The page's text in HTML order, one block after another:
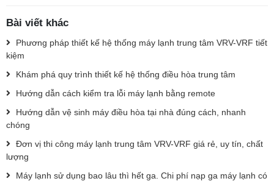
Bài viết khác
Phương pháp thiết kế hệ thống máy lạnh trung tâm VRV-VRF tiết
kiệm
Khám phá quy trình thiết kế hệ thống điều hòa trung tâm
Hướng dẫn cách kiểm tra lỗi máy lạnh bằng remote
Hướng dẫn vệ sinh máy điều hòa tại nhà đúng cách, nhanh
chóng
Đơn vị thi công máy lạnh trung tâm VRV-VRF giá rẻ, uy tín, chất
lượng
Máy lạnh sử dụng bao lâu thì hết ga. Chi phí nạp ga máy lạnh có